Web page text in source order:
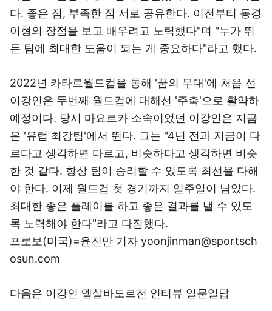
다. 좋은 점, 부족한 점 서로 공유한다. 이전부터 동경
이형의 장점을 보고 배우려고 노력했다"며 "누가 뛰
든 팀에 최대한 도움이 되는 게 중요하다"라고 했다.
2022년 카타르월드컵을 통해 '꿈의 무대'에 처음 선
이강인은 두번째 월드컵에 대해선 '주축'으로 활약하
예정이다. 당시 마요르카 소속이었던 이강인은 지금
은 '유럽 최강팀'에서 뛴다. 그는 "4년 전과 지금이 다
르다고 생각하면 다르고, 비슷하다고 생각하면 비슷
한 것 같다. 항상 팀이 승리할 수 있도록 최선을 다해
야 한다. 이제 월드컵 첫 경기까지 일주일이 남았다.
최대한 좋은 플레이를 하고 좋은 결과를 낼 수 있도
록 노력해야 한다"라고 다짐했다.
프로보(미국)=윤진만 기자 yoonjinman@sportsch
osun.com
다음은 이강인 엘살바도르전 인터뷰 일문일답